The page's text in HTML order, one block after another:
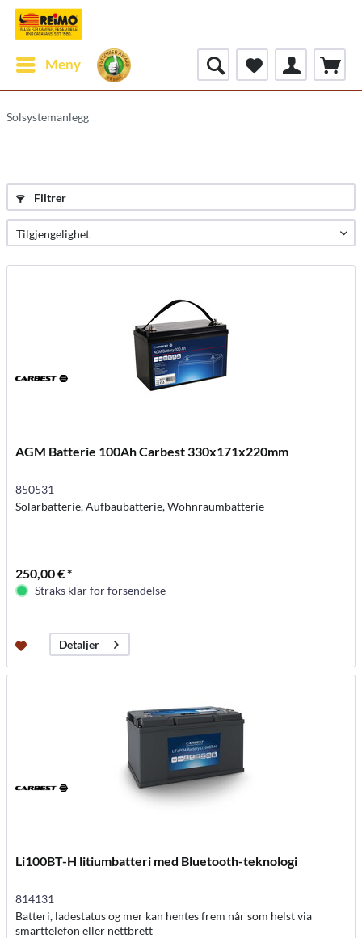
Meny
Solsystemanlegg
Filtrer
AGM Batterie 100Ah Carbest 330x171x220mm
850531
Solarbatterie, Aufbaubatterie, Wohnraumbatterie
250,00 € *
Straks klar for forsendelse
Detaljer
Li100BT-H litiumbatteri med Bluetooth-teknologi
814131
Batteri, ladestatus og mer kan hentes frem når som helst via
smarttelefon eller nettbrett